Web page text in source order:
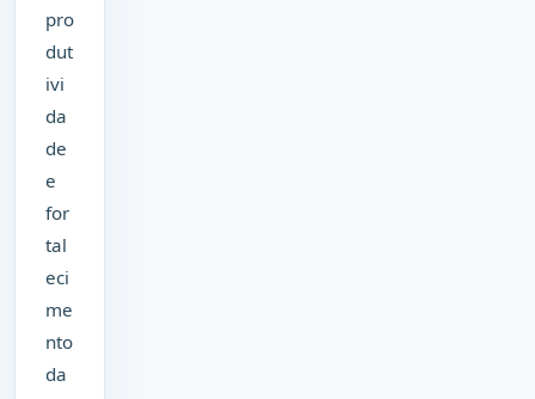
pro
dut
ivi
da
de
e
for
tal
eci
me
nto
da